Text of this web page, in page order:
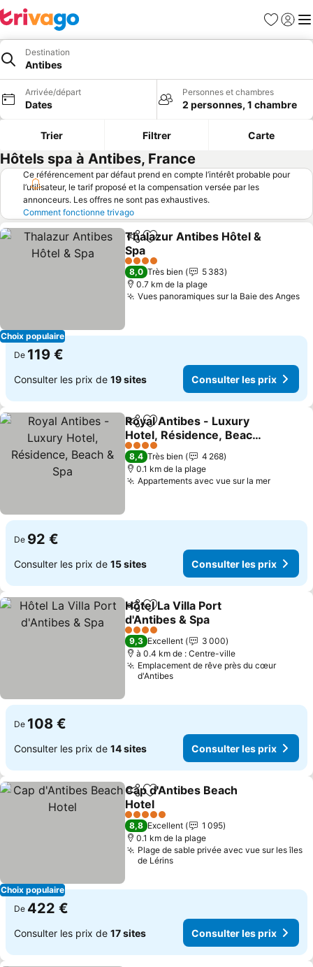
Favoris
Se
Destination
Antibes
Arrivée/départ
Dates
Personnes et chambres
2 personnes, 1 chambre
Trier Filtrer Carte
Hôtels spa à Antibes, France
Ce référencement par défaut prend en compte l’intérêt probable pour
l’utilisateur, le tarif proposé et la compensation versée par les
annonceurs. Les offres ne sont pas exhaustives.
Comment fonctionne trivago
Choix populaire
PartagerAjouter à mes favoris
Thalazur Antibes Hôtel &
Spa
Consulter les prix
4 Étoiles
8,0 Très bien
5 383
0.7 km de la plage
Vues panoramiques sur la Baie des Anges
De 119 €
Consulter les prix de 19 sites Consulter les prix
PartagerAjouter à mes favoris
Royal Antibes - Luxury
Hotel, Résidence, Beach
& Spa
Consulter les prix
4 Étoiles
8,4 Très bien
4 268
0.1 km de la plage
Appartements avec vue sur la mer
De 92 €
Consulter les prix de 15 sites Consulter les prix
PartagerAjouter à mes favoris
Hôtel La Villa Port
d'Antibes & Spa
Consulter les prix
4 Étoiles
9,3 Excellent
3 000
à 0.4 km de : Centre-ville
Emplacement de rêve près du cœur
d'Antibes
De 108 €
Consulter les prix de 14 sites Consulter les prix
Choix populaire
PartagerAjouter à mes favoris
Cap d'Antibes Beach
Hotel
Consulter les prix
5 Étoiles
8,8 Excellent
1 095
0.1 km de la plage
Plage de sable privée avec vue sur les îles
de Lérins
De 422 €
Consulter les prix de 17 sites Consulter les prix